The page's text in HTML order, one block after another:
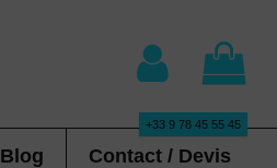
Blog Contact / Devis
+33 9 78 45 55 45